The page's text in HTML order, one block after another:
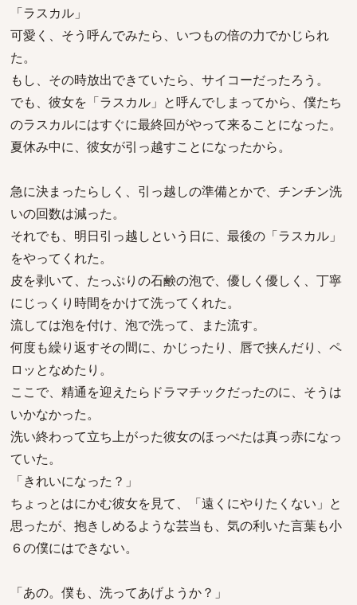
「ラスカル」
可愛く、そう呼んでみたら、いつもの倍の力でかじられ
た。
もし、その時放出できていたら、サイコーだったろう。
でも、彼女を「ラスカル」と呼んでしまってから、僕たち
のラスカルにはすぐに最終回がやって来ることになった。
夏休み中に、彼女が引っ越すことになったから。
急に決まったらしく、引っ越しの準備とかで、チンチン洗
いの回数は減った。
それでも、明日引っ越しという日に、最後の「ラスカル」
をやってくれた。
皮を剥いて、たっぷりの石鹸の泡で、優しく優しく、丁寧
にじっくり時間をかけて洗ってくれた。
流しては泡を付け、泡で洗って、また流す。
何度も繰り返すその間に、かじったり、唇で挟んだり、ペ
ロッとなめたり。
ここで、精通を迎えたらドラマチックだったのに、そうは
いかなかった。
洗い終わって立ち上がった彼女のほっぺたは真っ赤になっ
ていた。
「きれいになった？」
ちょっとはにかむ彼女を見て、「遠くにやりたくない」と
思ったが、抱きしめるような芸当も、気の利いた言葉も小
６の僕にはできない。
「あの。僕も、洗ってあげようか？」